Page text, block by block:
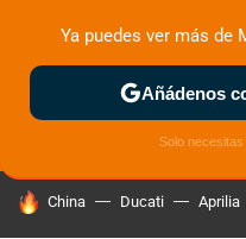
ZONA DE PRUEBAS
HOY SE HABLA DE
China Ducati Aprilia
Ya puedes ver más de
Añádenos
Solo